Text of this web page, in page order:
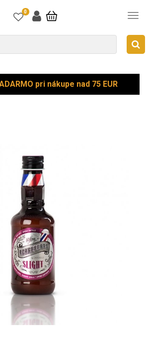
0
pri nákupe nad 75 EUR